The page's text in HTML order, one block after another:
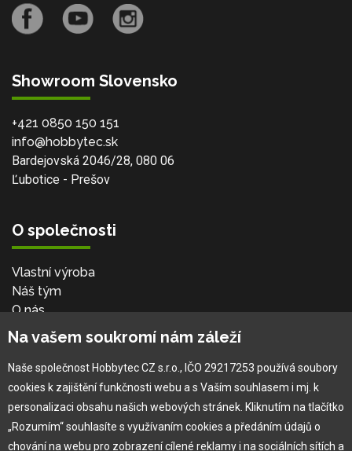
Showroom Slovensko
+421 0850 150 151
info@hobbytec.sk
Bardejovská 2046/28, 080 06
Ľubotice - Prešov
O společnosti
Vlastní výroba
Náš tým
O nás
Pro zákazníka
Obchodní podmínky
Věrnostní program
Jak na reklamaci
Na vašem soukromí nám záleží
Naše společnost Hobbytec CZ s.r.o., IČO 29217253 používá soubory
cookies k zajištění funkčnosti webu a s Vaším souhlasem i mj. k
personalizaci obsahu našich webových stránek. Kliknutím na tlačítko
„Rozumím“ souhlasíte s využívaním cookies a předáním údajů o
chování na webu pro zobrazení cílené reklamy i na sociálních sítích a